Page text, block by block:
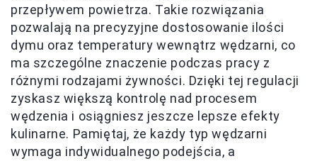
przepływem powietrza. Takie rozwiązania
pozwalają na precyzyjne dostosowanie ilości
dymu oraz temperatury wewnątrz wędzarni, co
ma szczególne znaczenie podczas pracy z
różnymi rodzajami żywności. Dzięki tej regulacji
zyskasz większą kontrolę nad procesem
wędzenia i osiągniesz jeszcze lepsze efekty
kulinarne. Pamiętaj, że każdy typ wędzarni
wymaga indywidualnego podejścia, a